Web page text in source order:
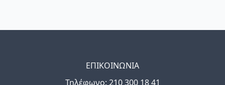
ΕΠΙΚΟΙΝΩΝΙΑ
Τηλέφωνo: 210 300 18 41